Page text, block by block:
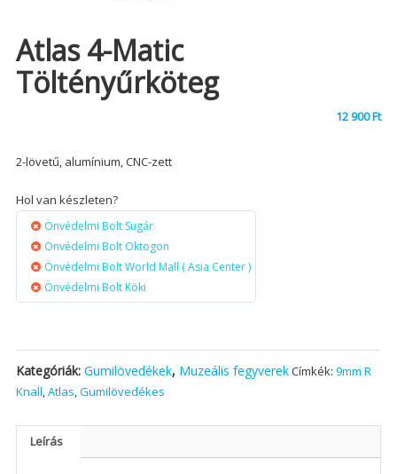
Atlas 4-Matic
Töltényűrköteg
12 900Ft
2-lövetű, alumínium, CNC-zett
Hol van készleten?
Önvédelmi Bolt Sugár
Önvédelmi Bolt Oktogon
Önvédelmi Bolt World Mall ( Asia Center )
Önvédelmi Bolt Köki
Kategóriák: Gumilövedékek, Muzeális fegyverekCímkék: 9mm R
Knall,Atlas,Gumilövedékes
Leírás